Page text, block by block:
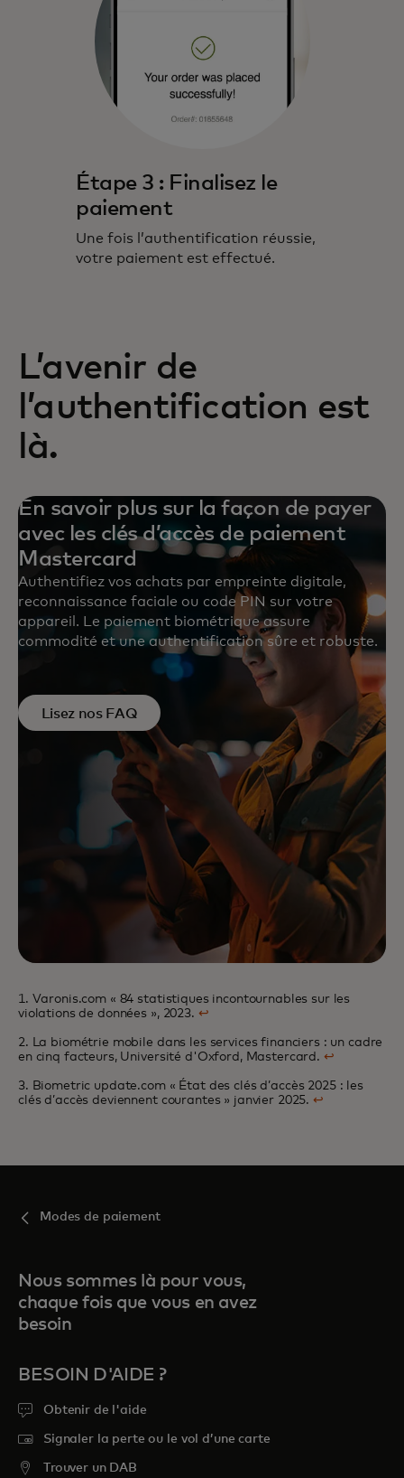
Étape 3 : Finalisez le
paiement
Une fois l’authentification réussie,
votre paiement est effectué.
L’avenir de
l’authentification est
là.
En savoir plus sur la façon de payer
avec les clés d’accès de paiement
Mastercard
Authentifiez vos achats par empreinte digitale,
reconnaissance faciale ou code PIN sur votre
appareil. Le paiement biométrique assure
commodité et une authentification sûre et robuste.
Lisez nos FAQ
1. Varonis.com « 84 statistiques incontournables sur les
violations de données », 2023. ↩
2. La biométrie mobile dans les services financiers : un cadre
en cinq facteurs, Université d'Oxford, Mastercard. ↩
3. Biometric update.com « État des clés d’accès 2025 : les
clés d’accès deviennent courantes » janvier 2025. ↩
Modes de paiement
Nous sommes là pour vous,
chaque fois que vous en avez
besoin
BESOIN D'AIDE ?
Obtenir de l'aide
Signaler la perte ou le vol d’une carte
Trouver un DAB